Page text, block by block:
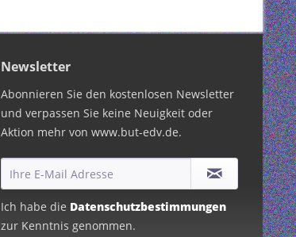
Newsletter
Abonnieren Sie den kostenlosen Newsletter
und verpassen Sie keine Neuigkeit oder
Aktion mehr von www.but-edv.de.
Ich habe die Datenschutzbestimmungen
zur Kenntnis genommen.